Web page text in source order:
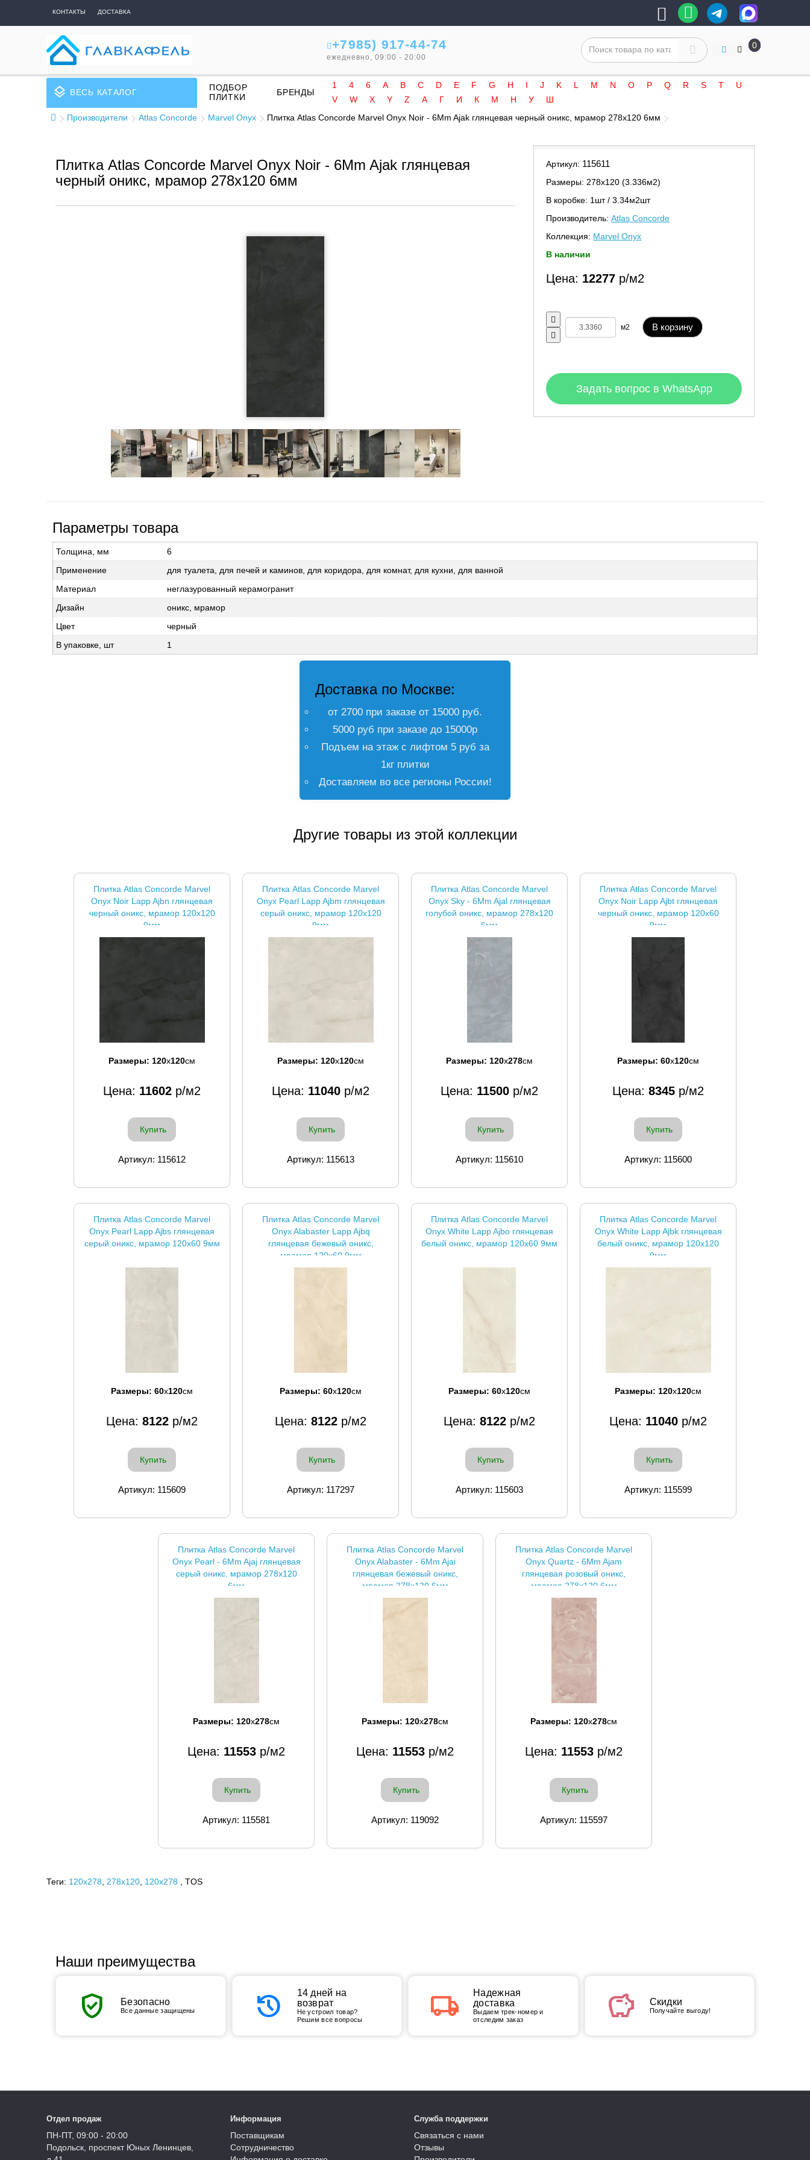
КОНТАКТЫ ДОСТАВКА
+7985) 917-44-74
ежедневно, 09:00 - 20:00
0
layers ВЕСЬ КАТАЛОГ
ПОДБОР
ПЛИТКИ
БРЕНДЫ
1 4 6 A B C D E F G H I J K L M N O P Q R S T
U
V
W X Y Z А Г И К М Н У
Ш
Производители
Atlas Concorde Marvel Onyx Плитка Atlas Concorde Marvel Onyx Noir - 6Mm Ajak глянцевая черный оникс, мрамор 278x120 6мм
Плитка Atlas Concorde Marvel Onyx Noir - 6Mm Ajak глянцевая
черный оникс, мрамор 278x120 6мм
Артикул: 115611
Размеры: 278х120 (3.336м2)
В коробке: 1шт / 3.34м2шт
Производитель:Atlas Concorde
Коллекция: Marvel Onyx
В наличии
Цена: 12277 р/м2
м2 В корзину
Задать вопрос в WhatsApp
Параметры товара
Толщина, мм
6
Применение
для туалета, для печей и каминов, для коридора, для комнат, для кухни, для ванной
Материал
неглазурованный керамогранит
Дизайн
оникс, мрамор
Цвет
черный
В упаковке, шт
1
Доставка по Москве:
от 2700 при заказе от 15000 руб.
5000 руб при заказе до 15000р
Подъем на этаж с лифтом 5 руб за
1кг плитки
Доставляем во все регионы России!
Другие товары из этой коллекции
Плитка Atlas Concorde Marvel
Onyx Noir Lapp Ajbn глянцевая
черный оникс, мрамор 120x120
9мм
Размеры: 120x120см
Цена: 11602 р/м2
Купить
Артикул: 115612
Плитка Atlas Concorde Marvel
Onyx Pearl Lapp Ajbm глянцевая
серый оникс, мрамор 120x120
9мм
Размеры: 120x120см
Цена: 11040 р/м2
Купить
Артикул: 115613
Плитка Atlas Concorde Marvel
Onyx Sky - 6Mm Ajal глянцевая
голубой оникс, мрамор 278x120
6мм
Размеры: 120x278см
Цена: 11500 р/м2
Купить
Артикул: 115610
Плитка Atlas Concorde Marvel
Onyx Noir Lapp Ajbt глянцевая
черный оникс, мрамор 120x60
9мм
Размеры: 60x120см
Цена: 8345 р/м2
Купить
Артикул: 115600
Плитка Atlas Concorde Marvel
Onyx Pearl Lapp Ajbs глянцевая
серый оникс, мрамор 120x60 9мм
Размеры: 60x120см
Цена: 8122 р/м2
Купить
Артикул: 115609
Плитка Atlas Concorde Marvel
Onyx Alabaster Lapp Ajbq
глянцевая бежевый оникс,
мрамор 120x60 9мм
Размеры: 60x120см
Цена: 8122 р/м2
Купить
Артикул: 117297
Плитка Atlas Concorde Marvel
Onyx White Lapp Ajbo глянцевая
белый оникс, мрамор 120x60 9мм
Размеры: 60x120см
Цена: 8122 р/м2
Купить
Артикул: 115603
Плитка Atlas Concorde Marvel
Onyx White Lapp Ajbk глянцевая
белый оникс, мрамор 120x120
9мм
Размеры: 120x120см
Цена: 11040 р/м2
Купить
Артикул: 115599
Плитка Atlas Concorde Marvel
Onyx Pearl - 6Mm Ajaj глянцевая
серый оникс, мрамор 278x120
6мм
Размеры: 120x278см
Цена: 11553 р/м2
Купить
Артикул: 115581
Плитка Atlas Concorde Marvel
Onyx Alabaster - 6Mm Ajai
глянцевая бежевый оникс,
мрамор 278x120 6мм
Размеры: 120x278см
Цена: 11553 р/м2
Купить
Артикул: 119092
Плитка Atlas Concorde Marvel
Onyx Quartz - 6Mm Ajam
глянцевая розовый оникс,
мрамор 278x120 6мм
Размеры: 120x278см
Цена: 11553 р/м2
Купить
Артикул: 115597
Теги: 120x278 278х120 120х278 , TOS
Наши преимущества
verified_user Безопасно
Все данные защищены history
14 дней на
возврат
Не устроил товар?
Решим все вопросы
local_shipping
Надежная
доставка
Выдаем трек-номер и
отследим заказ
savings Скидки
Получайте выгоду!
Отдел продаж
ПН-ПТ, 09:00 - 20:00
Подольск, проспект Юных Ленинцев,
Информация
Поставщикам
Сотрудничество
Служба поддержки
Связаться с нами
Отзывы